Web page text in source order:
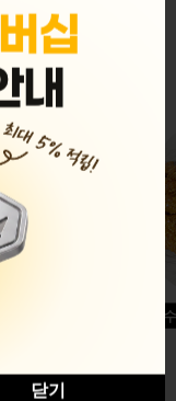
허니옥
닫기